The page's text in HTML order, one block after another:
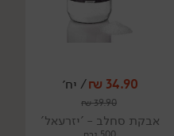
34.90
₪/ יח׳
39.90
₪
אבקת סחלב - 'יזרעאל'